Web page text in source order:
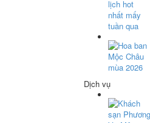
Dịch vụ